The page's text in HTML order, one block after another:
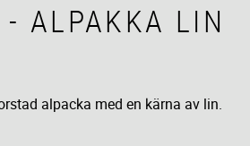
ALPAKKA LIN
alpacka med en kärna av lin.